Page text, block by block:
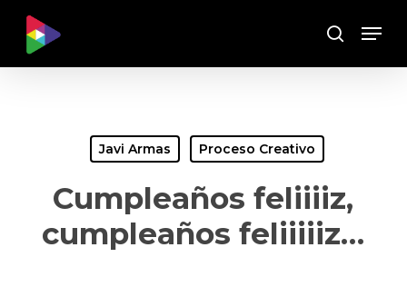
main
Buscar
Menu
Javi Armas Proceso Creativo
Cumpleaños feliiiiz,
cumpleaños feliiiiiz…